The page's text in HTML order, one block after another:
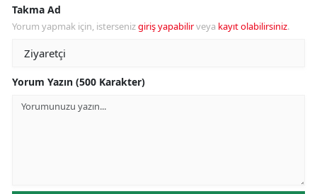
Takma Ad
Yorum yapmak için, istersenizgiriş yapabilirveya kayıt olabilirsiniz.
Yorum Yazın (500 Karakter)